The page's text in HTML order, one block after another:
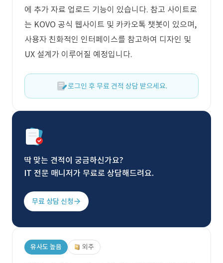
에 추가 자료 업로드 기능이 있습니다. 참고 사이트로
는 KOVO 공식 웹사이트 및 카카오톡 챗봇이 있으며,
사용자 친화적인 인터페이스를 참고하여 디자인 및
UX 설계가 이루어질 예정입니다.
로그인 후 무료 견적 상담 받으세요.
딱 맞는 견적이 궁금하신가요?
IT 전문 매니저가 무료로 상담해드려요.
무료 상담 신청
유사도 높음 외주